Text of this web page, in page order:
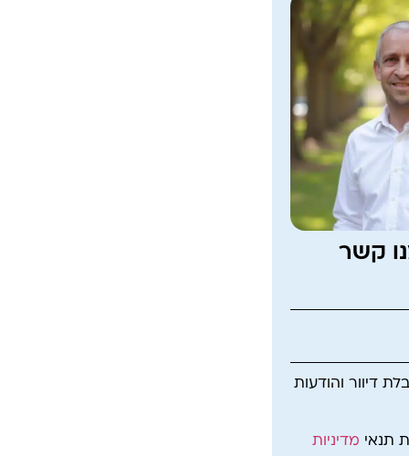
קשר
דיוור והודעות
תנאי מדיניות